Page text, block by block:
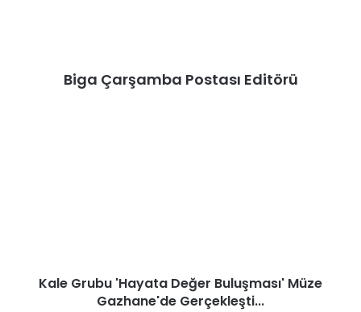
Biga Çarşamba Postası Editörü
Kale Grubu 'Hayata Değer Buluşması' Müze
Gazhane'de Gerçekleşti...